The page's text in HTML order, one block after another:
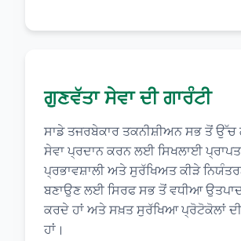
ਗੁਣਵੱਤਾ ਸੇਵਾ ਦੀ ਗਾਰੰਟੀ
ਸਾਡੇ ਤਜਰਬੇਕਾਰ ਤਕਨੀਸ਼ੀਅਨ ਸਭ ਤੋਂ ਉੱਚ
ਸੇਵਾ ਪ੍ਰਦਾਨ ਕਰਨ ਲਈ ਸਿਖਲਾਈ
ਪ੍ਰਭਾਵਸ਼ਾਲੀ ਅਤੇ ਸੁਰੱਖਿਅਤ ਕੀੜੇ
ਬਣਾਉਣ ਲਈ ਸਿਰਫ ਸਭ ਤੋਂ ਵਧੀਆ
ਕਰਦੇ ਹਾਂ ਅਤੇ ਸਖ਼ਤ ਸੁਰੱਖਿਆ ਪ੍ਰੋਟੋਕੋਲਾਂ
ਹਾਂ।